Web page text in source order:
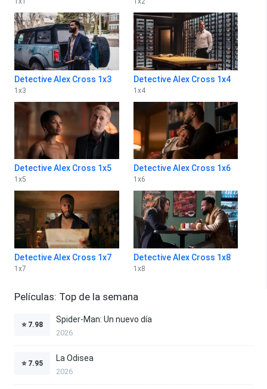
Detective Alex Cross 1x3
1 x3
Detective Alex Cross 1x4
1 x4
Detective Alex Cross 1x5
1 x5
Detective Alex Cross 1x6
1 x6
Detective Alex Cross 1x7
1 x7
Detective Alex Cross 1x8
1 x8
Películas: Top de la semana
⭐ 7.98
Spider-Man: Un nuevo día
2026
⭐ 7.95
La Odisea
2026